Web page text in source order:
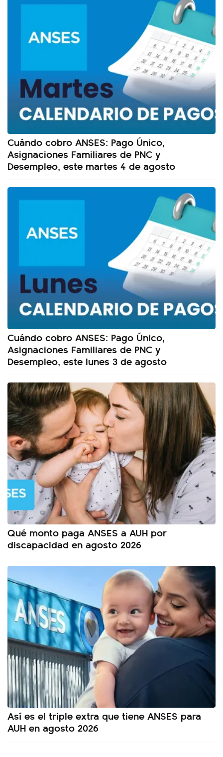
Cuándo cobro ANSES: Pago Único,
Asignaciones Familiares de PNC y
Desempleo, este martes 4 de agosto
Cuándo cobro ANSES: Pago Único,
Asignaciones Familiares de PNC y
Desempleo, este lunes 3 de agosto
Qué monto paga ANSES a AUH por
discapacidad en agosto 2026
Así es el triple extra que tiene ANSES para
AUH en agosto 2026